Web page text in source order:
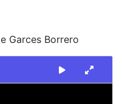
Garces Borrero